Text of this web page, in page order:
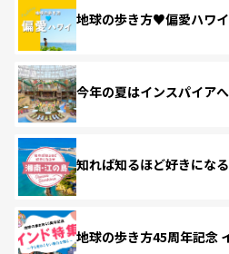
地球の歩き方♥偏愛ハワイ
今年の夏はインスパイアへ
知れば知るほど好きにな
地球の歩き方45周年記念